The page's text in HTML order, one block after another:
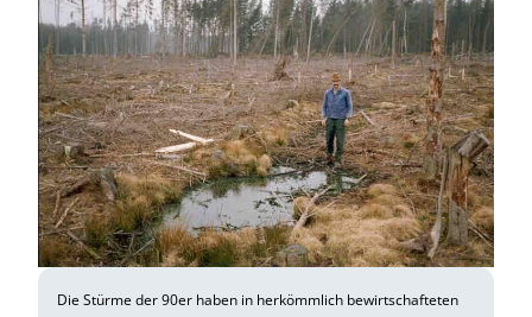
Die Stürme der 90er haben in herkömmlich bewirtschafteten